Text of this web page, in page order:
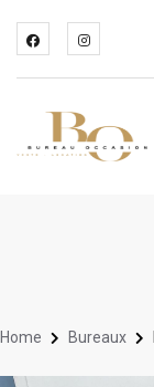
Home Bureaux